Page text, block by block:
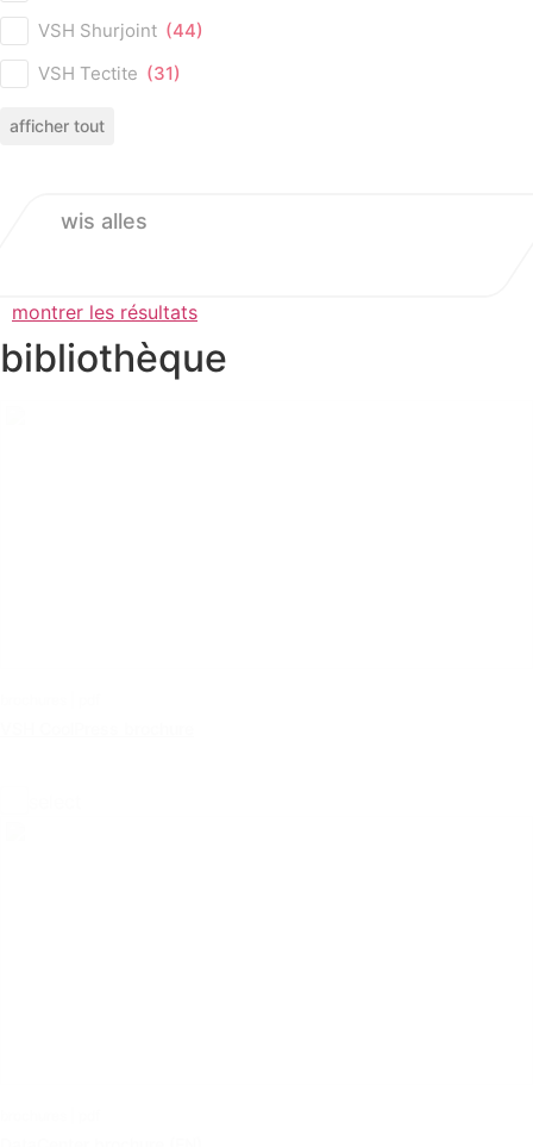
VSH Shurjoint (44)
VSH Tectite (31)
afficher tout
wis alles
montrer les résultats
bibliothèque